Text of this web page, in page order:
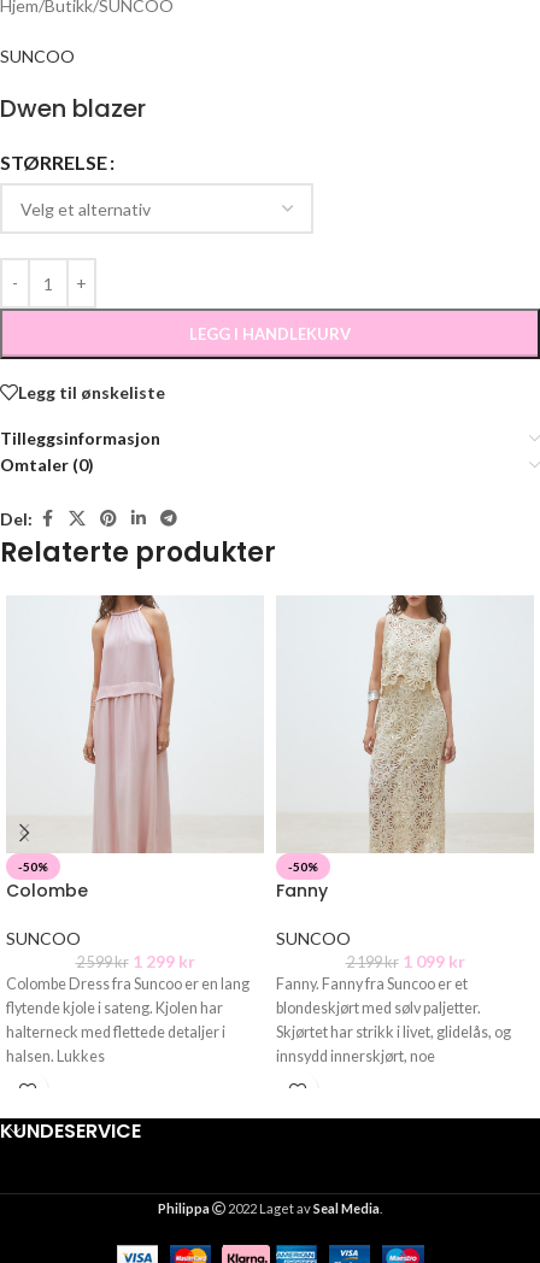
Hjem/Butikk/SUNCOO
SUNCOO
Dwen blazer
STØRRELSE
LEGG I HANDLEKURV
Legg til ønskeliste
Tilleggsinformasjon
Omtaler (0)
Del:
Relaterte produkter
-50%
Colombe
SUNCOO
2 599kr 1 299 kr
Colombe Dress fra Suncoo er en lang
flytende kjole i sateng. Kjolen har
halterneck med flettede detaljer i
halsen. Lukkes
-50%
Fanny
SUNCOO
2 199kr 1 099 kr
Fanny. Fanny fra Suncoo er et
blondeskjørt med sølv paljetter.
Skjørtet har strikk i livet, glidelås, og
innsydd innerskjørt, noe
KUNDESERVICE
Philippa 2022 Laget avSeal Media